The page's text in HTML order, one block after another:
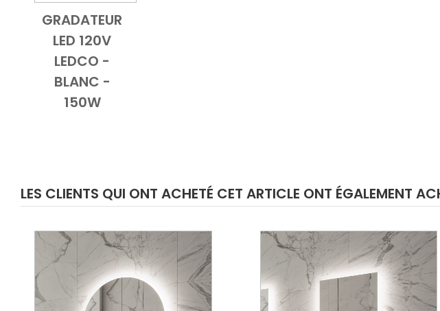
Add to CartVue d'ensemble
GRADATEUR
LED 120V
LEDCO -
BLANC -
150W
LES CLIENTS QUI ONT ACHETÉ CET ARTICLE ONT ÉGALEMENT